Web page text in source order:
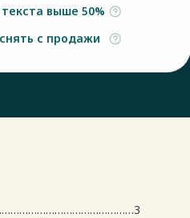
выше 50%
с продажи